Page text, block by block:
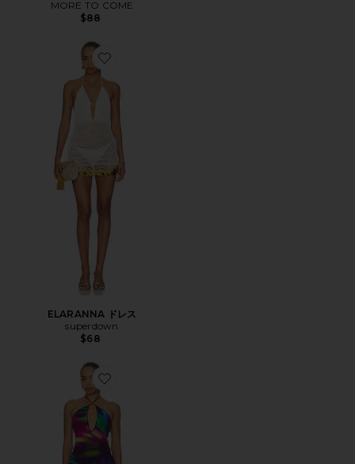
MORE TO COME
$88
Favorite ELARANNA ドレス
ELARANNA ドレス
superdown
$68
Favorite MIRAE マキシドレス